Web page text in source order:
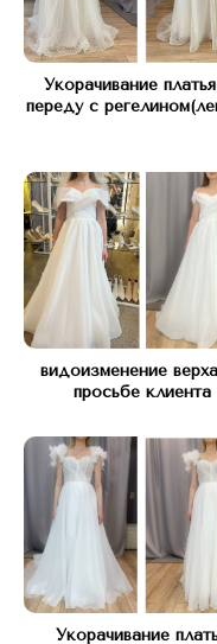
Укорачивание
переду с
видоизменение
просьбе клиента
Укорачивание
Г. Москва, Кутузовский
Ежедневно с 10:00 до 21:00
Свадебное ателье